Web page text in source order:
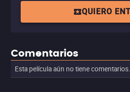
QUIERO
Comentarios
Esta película aún no tiene